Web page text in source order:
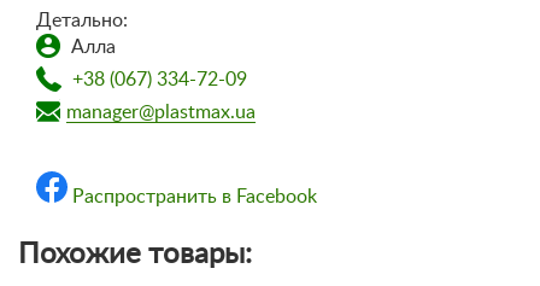
Детально:
Алла
+38 (067) 334-72-09
manager@plastmax.ua
Распространить в Facebook
Похожие товары: